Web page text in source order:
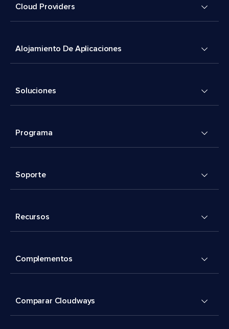
Cloud Providers
Alojamiento De Aplicaciones
Soluciones
Programa
Soporte
Recursos
Complementos
Comparar Cloudways